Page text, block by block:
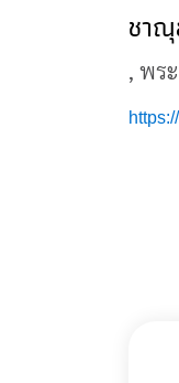
ชา
, พร